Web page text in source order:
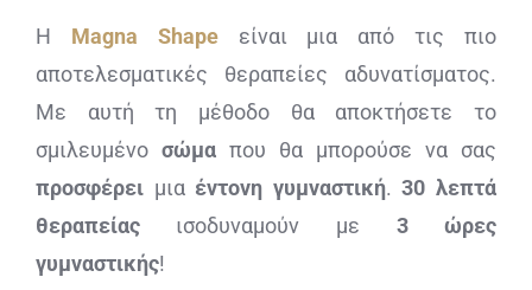
Η Magna Shapeείναι μια από τις πιο
αποτελεσματικές θεραπείες αδυνατίσματος.
Mε αυτή τη μέθοδο θα αποκτήσετε το
σμιλευμένο σώμα που θα μπορούσε να σας
προσφέρειμια έντονη γυμναστική.30 λεπτά
θεραπείαςισοδυναμούν με 3 ώρες
γυμναστικής!